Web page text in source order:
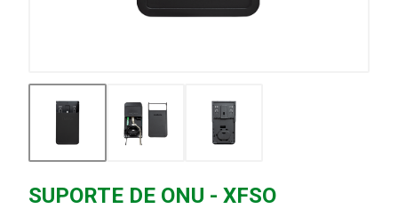
SUPORTE DE ONU - XFSO